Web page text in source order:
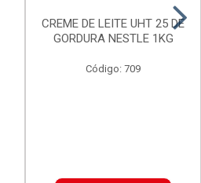
CREME DE LEITE UHT 25 DE
GORDURA NESTLE 1KG
Código: 709